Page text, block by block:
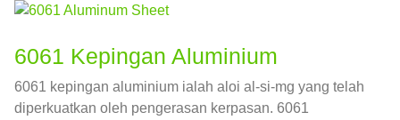
6061 Kepingan Aluminium
6061 kepingan aluminium ialah aloi al-si-mg yang telah
diperkuatkan oleh pengerasan kerpasan. 6061